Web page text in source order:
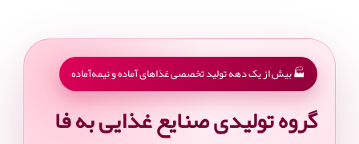
🏭 بیش از یک دهه تولید تخصصی غذاهای آماده و نیمه‌آماده
گروه تولیدی صنایع غذایی به فا